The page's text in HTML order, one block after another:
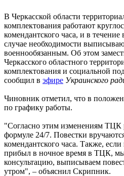
В Черкасской области
комплектования работают
комендантского часа, и в
случае необходимости
военнообязанным. Об этом
Черкасского областного
комплектования и социальной
сообщил в эфире Украинского
Чиновник отметил, что в
по графику работы.
"Согласно этим изменениям ТЦК
формуле 24/7. Повестки
комендантского часа. Также,
прибыл в ночное время в ТЦК,
консультацию, выписываем
утром", – объяснил Скрипник.